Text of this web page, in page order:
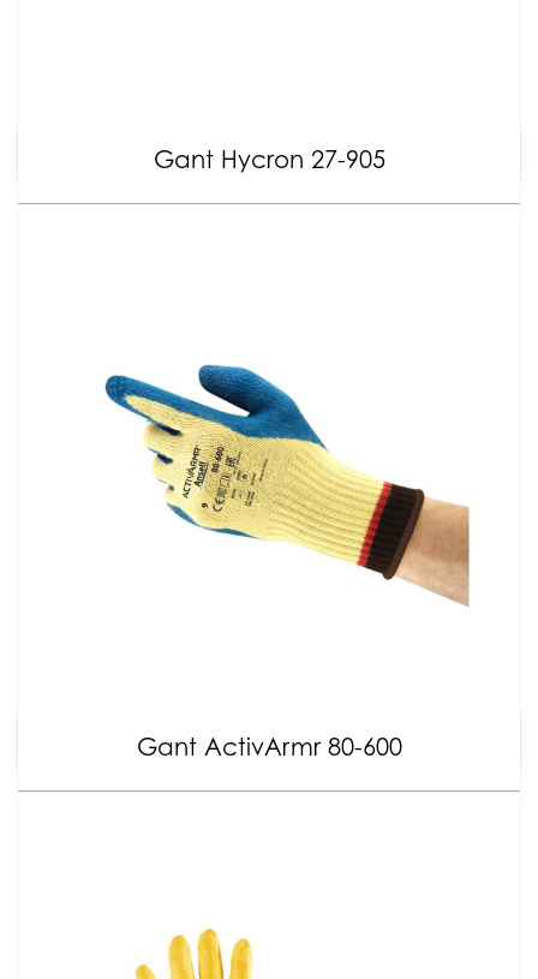
Gant Hycron 27-905
Gant ActivArmr 80-600